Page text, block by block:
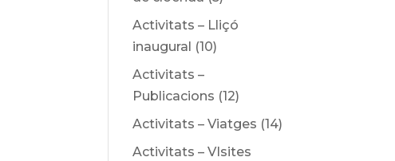
Activitats – Lliçó
inaugural (10)
Activitats –
Publicacions (12)
Activitats – Viatges (14)
Activitats – VIsites